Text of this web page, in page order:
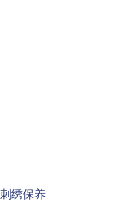
绣保养